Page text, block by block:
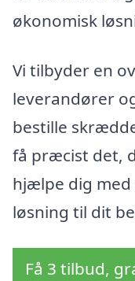
økonomisk
Vi tilbyder en
leverandører
bestille
få præcist det,
hjælpe dig
løsning til dit
Få 3 tilbud,